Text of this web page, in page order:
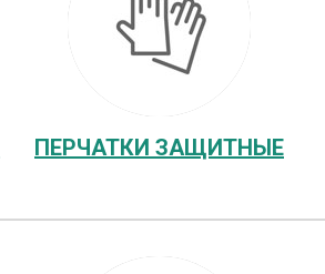
ПЕРЧАТКИ ЗАЩИТНЫЕ